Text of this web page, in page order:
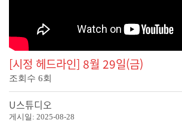
[시정 헤드라인] 8월 29일(금)
조회수 6회
U스튜디오
게시일: 2025-08-28